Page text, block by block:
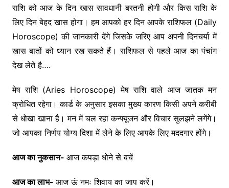
राशि को आज के दिन खास सावधानी बरतनी होगी और किस राशि के
लिए दिन बेहद खास होगा। हम आपको हर दिन आपके राशिफल (Daily
Horoscope) की जानकारी देंगे जिसके जरिए आप अपनी दिनचर्या में
खास बातों को ध्यान रख सकते हैं। राशिफल से पहले आज का पंचांग
देख लेते है….
मेष राशि (Aries Horoscope) मेष राशि वाले आज जातक मन
क्रोधित रहेगा। कार्ड के अनुसार इसका मुख्य कारण किसी अपने करीबी
से धोखा खाना है। मन में चल रहा कन्फ्यूजन और विचार सुलझने लगेंगे।
जो आपका निर्णय योग्य दिशा में लेने के लिए आपके लिए मददगार होंगे।
आज का नुकसान- आज कपड़ा धोने से बचें
आज का लाभ- आज ऊं नमः शिवाय का जाप करें।